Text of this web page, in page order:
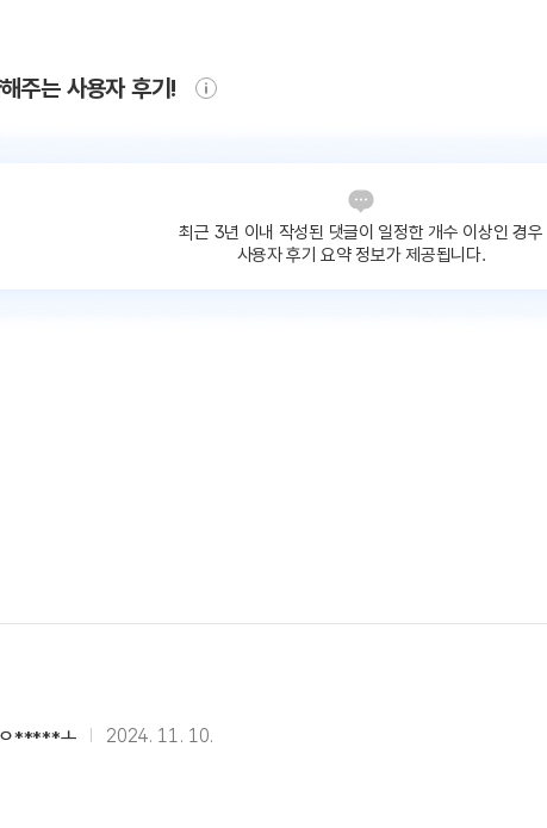
주는 사용자 후기!
최근 3년 이내 작성된 댓글이 일정한 개수 이상인 경우
사용자 후기 요약 정보가 제공됩니다.
ㅇ*****ㅗ 2024. 11. 10.